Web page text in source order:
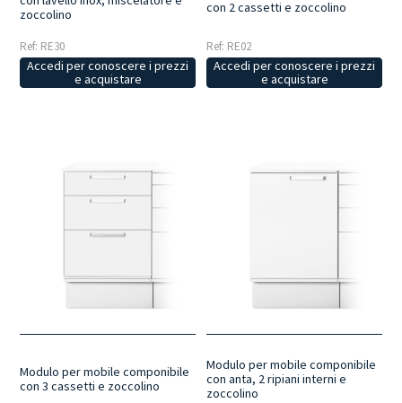
zoccolino
Ref: RE30
Accedi per conoscere i prezzi
e acquistare
con 2 cassetti e zoccolino
Ref: RE02
Accedi per conoscere i prezzi
e acquistare
Modulo per mobile componibile
con 3 cassetti e zoccolino
Modulo per mobile componibile
con anta, 2 ripiani interni e
zoccolino